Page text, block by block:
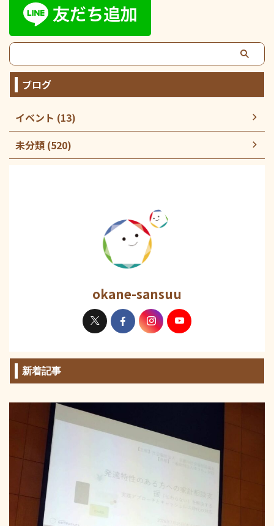
ブログ
イベント (13)
未分類 (520)
okane-sansuu
新着記事